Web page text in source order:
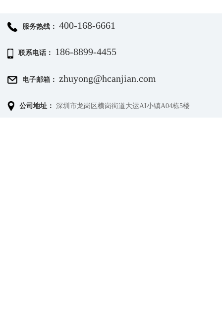
服务热线： 400-168-6661
联系电话： 186-8899-4455
电子邮箱： zhuyong@hcanjian.com
公司地址： 深圳市龙岗区横岗街道大运AI小镇A04栋5楼